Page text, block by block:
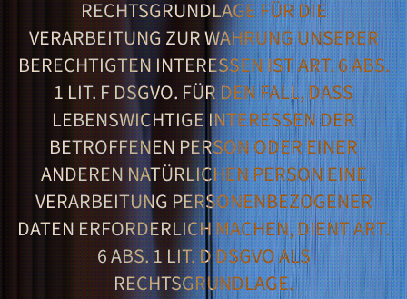
CHTSGRUNDLAGE FÜR DIE VE
RARBEITUNG ZUR WAHRUNG UNSERER BE
RECHTIGTEN INTERESSEN IST ART. 6 ABS. 1
LIT. F DSGVO. FÜR DEN FALL, DASS LE
BENSWICHTIGE INTERESSEN DER BE
TROFFENEN PERSON ODER EINER AN
DEREN NATÜRLICHEN PERSON EINE VE
RARBEITUNG PERSONENBEZOGENER DA
TEN ERFORDERLICH MACHEN, DIENT ART. 6
ABS. 1 LIT. D DSGVO ALS RE
CHTSGRUNDLAGE.